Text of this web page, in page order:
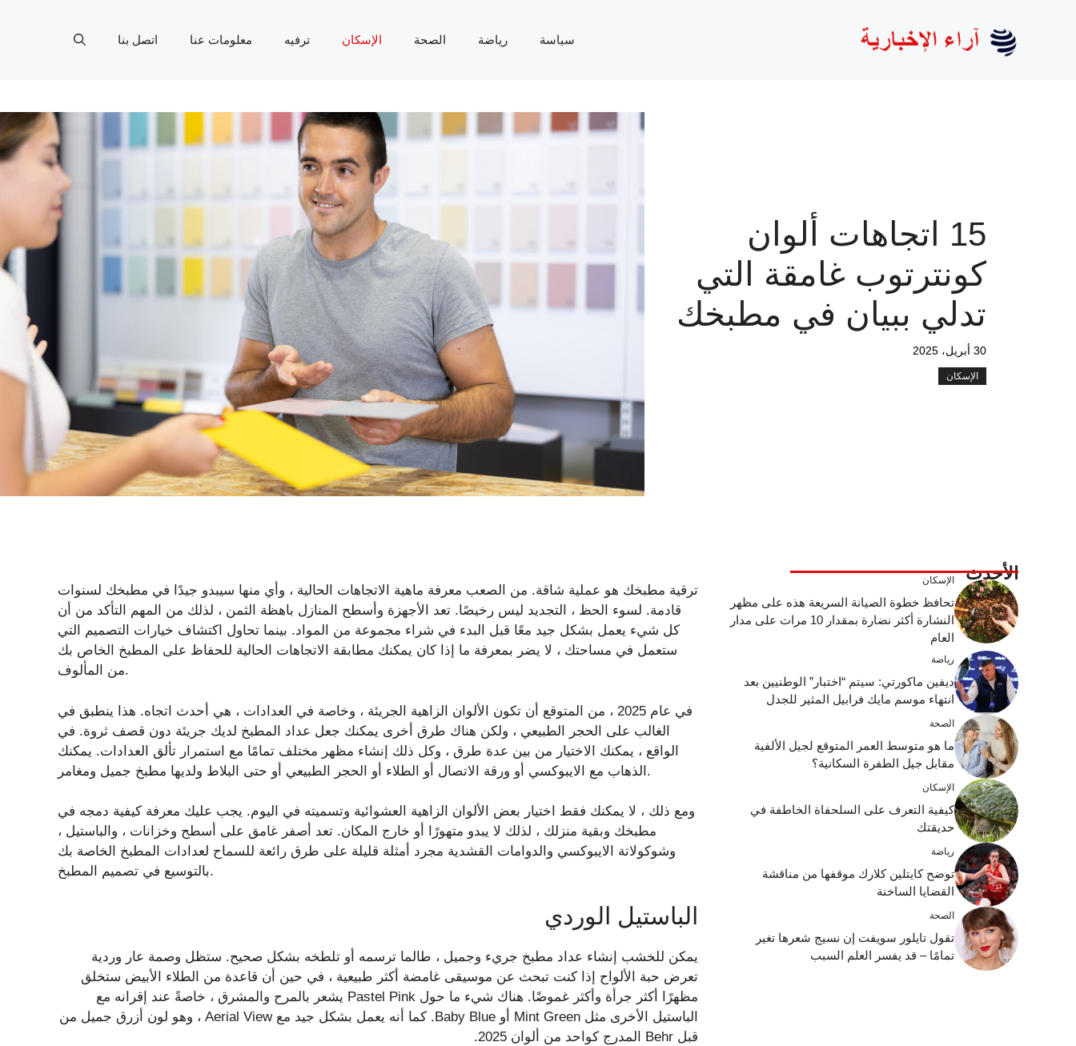
سياسة رياضة الصحة الإسكان ترفيه معلومات عنا اتصل بنا
15 اتجاهات ألوان
كونترتوب غامقة التي
تدلي ببيان في مطبخك
30 أبريل، 2025
الإسكان
ترقية مطبخك هو عملية شاقة. من الصعب معرفة ماهية الاتجاهات الحالية ، وأي منها سيبدو جيدًا في مطبخك لسنوات
قادمة. لسوء الحظ ، التجديد ليس رخيصًا. تعد الأجهزة وأسطح المنازل باهظة الثمن ، لذلك من المهم التأكد من أن
كل شيء يعمل بشكل جيد معًا قبل البدء في شراء مجموعة من المواد. بينما تحاول اكتشاف خيارات التصميم التي
ستعمل في مساحتك ، لا يضر بمعرفة ما إذا كان يمكنك مطابقة الاتجاهات الحالية للحفاظ على المطبخ الخاص بك
من المألوف.
في عام 2025 ، من المتوقع أن تكون الألوان الزاهية الجريئة ، وخاصة في العدادات ، هي أحدث اتجاه. هذا ينطبق في
الغالب على الحجر الطبيعي ، ولكن هناك طرق أخرى يمكنك جعل عداد المطبخ لديك جريئة دون قصف ثروة. في
الواقع ، يمكنك الاختيار من بين عدة طرق ، وكل ذلك إنشاء مظهر مختلف تمامًا مع استمرار تألق العدادات. يمكنك
الذهاب مع الايبوكسي أو ورقة الاتصال أو الطلاء أو الحجر الطبيعي أو حتى البلاط ولديها مطبخ جميل ومغامر.
ومع ذلك ، لا يمكنك فقط اختيار بعض الألوان الزاهية العشوائية وتسميته في اليوم. يجب عليك معرفة كيفية دمجه في
مطبخك وبقية منزلك ، لذلك لا يبدو متهورًا أو خارج المكان. تعد أصفر غامق على أسطح وخزانات ، والباستيل ،
وشوكولاتة الايبوكسي والدوامات القشدية مجرد أمثلة قليلة على طرق رائعة للسماح لعدادات المطبخ الخاصة بك
بالتوسيع في تصميم المطبخ.
الباستيل الوردي
يمكن للخشب إنشاء عداد مطبخ جريء وجميل ، طالما ترسمه أو تلطخه بشكل صحيح. ستظل وصمة عار وردية
تعرض حبة الألواح إذا كنت تبحث عن موسيقى غامضة أكثر طبيعية ، في حين أن قاعدة من الطلاء الأبيض ستخلق
مظهرًا أكثر جرأة وأكثر غموضًا. هناك شيء ما حول Pastel Pink يشعر بالمرح والمشرق ، خاصةً عند إقرانه مع
الباستيل الأخرى مثل Mint Green أو Baby Blue. كما أنه يعمل بشكل جيد مع Aerial View ، وهو لون أزرق جميل من
قبل Behr المدرج كواحد من ألوان 2025.
الأحدث الإسكان
تحافظ خطوة الصيانة السريعة هذه على مظهر
النشارة أكثر نضارة بمقدار 10 مرات على مدار
العام
رياضة
ديفين ماكورتي: سيتم “اختبار” الوطنيين بعد
انتهاء موسم مايك فرابيل المثير للجدل
الصحة
ما هو متوسط ​​العمر المتوقع لجيل الألفية
مقابل جيل الطفرة السكانية؟
الإسكان
كيفية التعرف على السلحفاة الخاطفة في
حديقتك
رياضة
توضح كايتلين كلارك موقفها من مناقشة
القضايا الساخنة
الصحة
تقول تايلور سويفت إن نسيج شعرها تغير
تمامًا – قد يفسر العلم السبب